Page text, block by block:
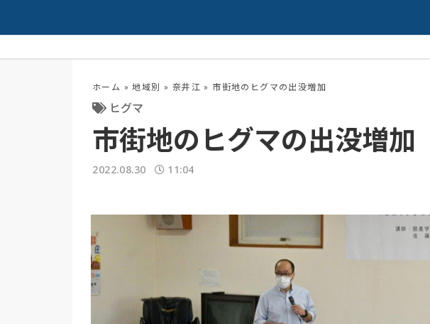
ホーム »地域別 » 奈井江 » 市街地のヒグマの出没増加
ヒグマ
市街地のヒグマの出没増加
2022.08.30 11:04